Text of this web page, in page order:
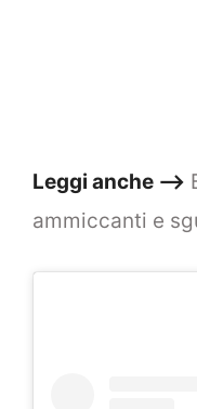
Leggi anche –>
ammiccanti e